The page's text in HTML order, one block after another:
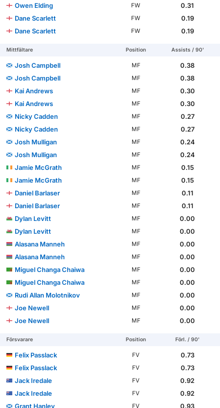
Owen Elding
FW
0.31
Dane Scarlett
FW
0.19
Dane Scarlett
FW 0.19
Mittfältare Position Assists / 90'
Josh Campbell MF
0.38
Josh Campbell
MF
0.38
Kai Andrews
MF
0.30
Kai Andrews
MF
0.30
Nicky Cadden
MF
0.27
Nicky Cadden
MF
0.27
Josh Mulligan
MF
0.24
Josh Mulligan
MF
0.24
Jamie McGrath
MF
0.15
Jamie McGrath
MF
0.15
Daniel Barlaser
MF
0.11
Daniel Barlaser
MF
0.11
Dylan Levitt
MF
0.00
Dylan Levitt
MF
0.00
Alasana Manneh
MF
0.00
Alasana Manneh
MF
0.00
Miguel Changa Chaiwa
MF
0.00
Miguel Changa Chaiwa
MF
0.00
Rudi Allan Molotnikov
MF
0.00
Joe Newell
MF
0.00
Joe Newell
MF 0.00
Försvarare Position Förl. / 90'
Felix Passlack FV
0.73
Felix Passlack
FV
0.73
Jack Iredale
FV
0.92
Jack Iredale
FV
0.92
Grant Hanley
FV 0.93